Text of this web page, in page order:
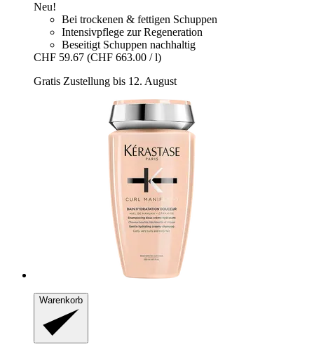
Neu!
Bei trockenen & fettigen Schuppen
Intensivpflege zur Regeneration
Beseitigt Schuppen nachhaltig
CHF 59.67 (CHF 663.00 / l)
Gratis Zustellung bis 12. August
Warenkorb